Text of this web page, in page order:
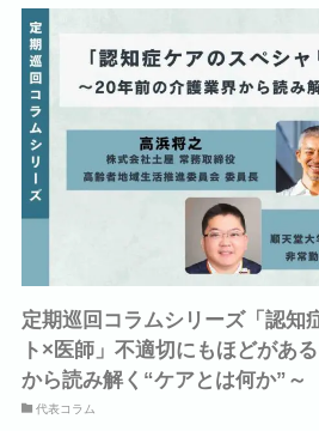
定期巡回コラムシリーズ「認知
ト×医師」不適切にもほどがあ
から読み解く“ケアとは何か”～
代表コラム